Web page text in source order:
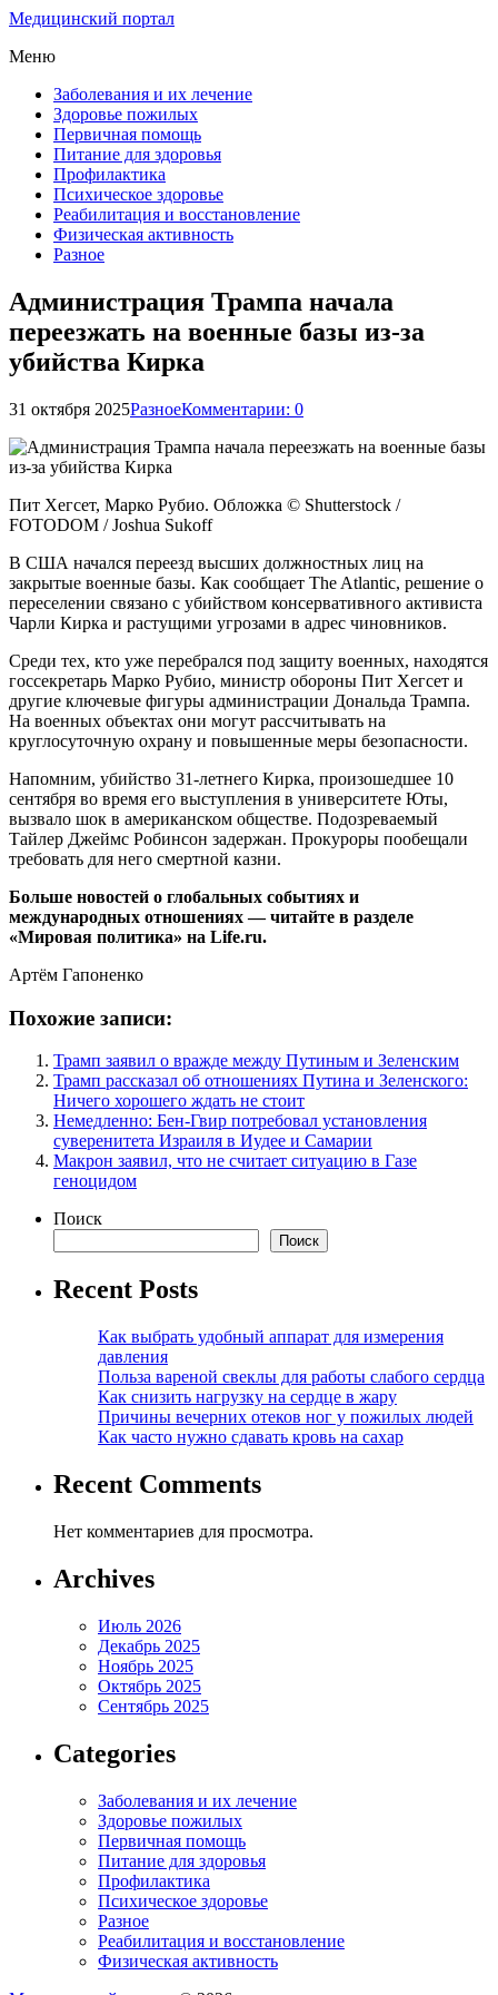
Медицинский портал
Меню
Заболевания и их лечение
Здоровье пожилых
Первичная помощь
Питание для здоровья
Профилактика
Психическое здоровье
Реабилитация и восстановление
Физическая активность
Разное
Администрация Трампа начала
переезжать на военные базы из-за
убийства Кирка
31 октября 2025РазноеКомментарии: 0
Пит Хегсет, Марко Рубио. Обложка © Shutterstock /
FOTODOM / Joshua Sukoff
В США начался переезд высших должностных лиц на
закрытые военные базы. Как сообщает The Atlantic, решение о
переселении связано с убийством консервативного активиста
Чарли Кирка и растущими угрозами в адрес чиновников.
Среди тех, кто уже перебрался под защиту военных, находятся
госсекретарь Марко Рубио, министр обороны Пит Хегсет и
другие ключевые фигуры администрации Дональда Трампа.
На военных объектах они могут рассчитывать на
круглосуточную охрану и повышенные меры безопасности.
Напомним, убийство 31-летнего Кирка, произошедшее 10
сентября во время его выступления в университете Юты,
вызвало шок в американском обществе. Подозреваемый
Тайлер Джеймс Робинсон задержан. Прокуроры пообещали
требовать для него смертной казни.
Больше новостей о глобальных событиях и
международных отношениях — читайте в разделе
«Мировая политика» на Life.ru.
Артём Гапоненко
Похожие записи:
Трамп заявил о вражде между Путиным и Зеленским
Трамп рассказал об отношениях Путина и Зеленского:
Ничего хорошего ждать не стоит
Немедленно: Бен-Гвир потребовал установления
суверенитета Израиля в Иудее и Самарии
Макрон заявил, что не считает ситуацию в Газе
геноцидом
Поиск
Поиск
Recent Posts
Как выбрать удобный аппарат для измерения
давления
Польза вареной свеклы для работы слабого сердца
Как снизить нагрузку на сердце в жару
Причины вечерних отеков ног у пожилых людей
Как часто нужно сдавать кровь на сахар
Recent Comments
Нет комментариев для просмотра.
Archives
Июль 2026
Декабрь 2025
Ноябрь 2025
Октябрь 2025
Сентябрь 2025
Categories
Заболевания и их лечение
Здоровье пожилых
Первичная помощь
Питание для здоровья
Профилактика
Психическое здоровье
Разное
Реабилитация и восстановление
Физическая активность